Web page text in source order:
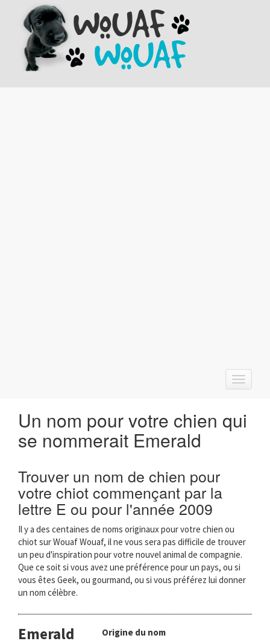
T
o
g
l
n
Un nom pour votre chien qui
se nommerait Emerald
Trouver un nom de chien pour
votre chiot commençant par la
lettre E ou pour l'année 2009
Il y a des centaines de noms originaux pour votre chien ou
chiot sur Wouaf Wouaf, il ne vous sera pas difficile de trouver
un peu d'inspiration pour votre nouvel animal de compagnie.
Que ce soit si vous avez une préférence pour un pays, ou si
vous êtes Geek, ou gourmand, ou si vous préférez lui donner
un nom célèbre.
Emerald
Origine du nom